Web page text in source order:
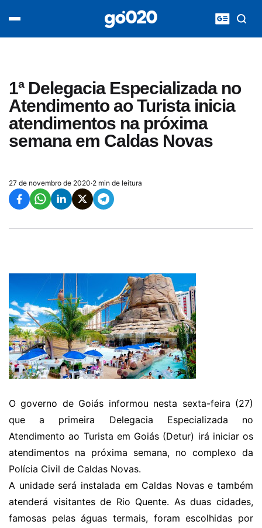
1ª Delegacia Especializada no
Atendimento ao Turista inicia
atendimentos na próxima
semana em Caldas Novas
27 de novembro de 2020·2 min de leitura
O governo de Goiás informou nesta sexta-feira (27)
que a primeira Delegacia Especializada no
Atendimento ao Turista em Goiás (Detur) irá iniciar os
atendimentos na próxima semana, no complexo da
Polícia Civil de Caldas Novas.
A unidade será instalada em Caldas Novas e também
atenderá visitantes de Rio Quente. As duas cidades,
famosas pelas águas termais, foram escolhidas por
acontece agora
entretenimento
vídeos
pod020